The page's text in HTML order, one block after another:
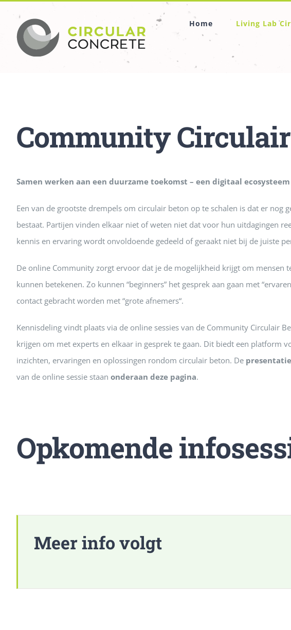
inhoud
Home Living Lab
Community
Samen werken aan een duurzame toekomst – een digitaal ecosysteem
Een van de grootste drempels om circulair beton op te schalen is dat er nog
bestaat. Partijen vinden elkaar niet of weten niet dat voor hun uitdagingen
kennis en ervaring wordt onvoldoende gedeeld of geraakt niet bij de juiste
De online Community zorgt ervoor dat je de mogelijkheid krijgt om mensen
kunnen betekenen. Zo kunnen “beginners” het gesprek aan gaan met
contact gebracht worden met “grote afnemers“.
Kennisdeling vindt plaats via de online sessies van de Community Circulair
krijgen om met experts en elkaar in gesprek te gaan. Dit biedt een platform
inzichten, ervaringen en oplossingen rondom circulair beton. De
van de online sessie staan onderaan deze pagina.
Opkomende
Meer info volgt